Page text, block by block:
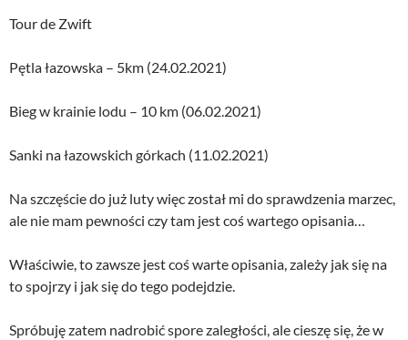
Tour de Zwift
Pętla łazowska – 5km (24.02.2021)
Bieg w krainie lodu – 10 km (06.02.2021)
Sanki na łazowskich górkach (11.02.2021)
Na szczęście do już luty więc został mi do sprawdzenia marzec,
ale nie mam pewności czy tam jest coś wartego opisania…
Właściwie, to zawsze jest coś warte opisania, zależy jak się na
to spojrzy i jak się do tego podejdzie.
Spróbuję zatem nadrobić spore zaległości, ale cieszę się, że w